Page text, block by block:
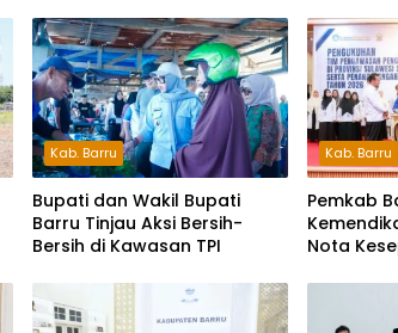
Kab. Barru
Bupati dan Wakil Bupati
Barru Tinjau Aksi Bersih-
Bersih di Kawasan TPI
Kab. Barru
Pemkab
Nota
Indonesia